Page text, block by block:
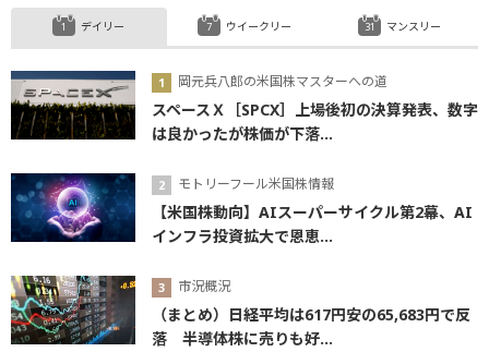
デイリー
岡元兵八郎の米国株マスターへの道
スペースＸ［SPCX］上場後初の決算発表、数字
は良かったが株価が下落...
モトリーフール米国株情報
【米国株動向】AIスーパーサイクル第2幕、AI
インフラ投資拡大で恩恵...
市況概況
（まとめ）日経平均は617円安の65,683円で反
落 半導体株に売りも好...
ウイークリー マンスリー